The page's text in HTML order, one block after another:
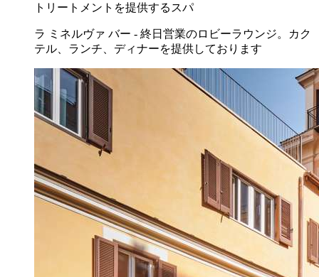
トリートメントを提供するスパ
ラ ミネルヴァ バー - 終日営業のロビーラウンジ。カク
テル、ランチ、ディナーを提供しております